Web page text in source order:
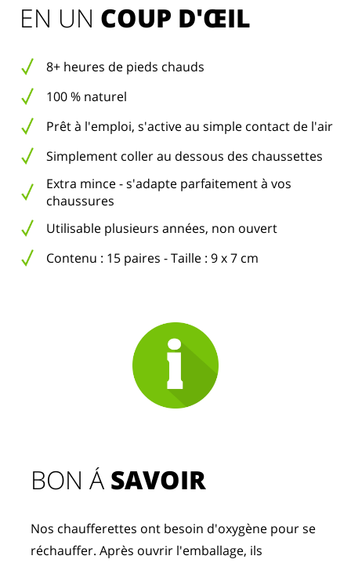
EN UN COUP D'ŒIL
8+ heures de pieds chauds
100 % naturel
Prêt à l'emploi, s'active au simple contact de l'air
Simplement coller au dessous des chaussettes
Extra mince - s'adapte parfaitement à vos
chaussures
Utilisable plusieurs années, non ouvert
Contenu : 15 paires - Taille : 9 x 7 cm
BON Á SAVOIR
Nos chaufferettes ont besoin d'oxygène pour se
réchauffer. Après ouvrir l'emballage, ils